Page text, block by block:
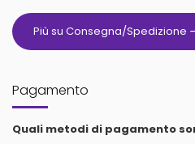
Più su Consegna/Spedizione
Pagamento
Quali metodi di pagamento